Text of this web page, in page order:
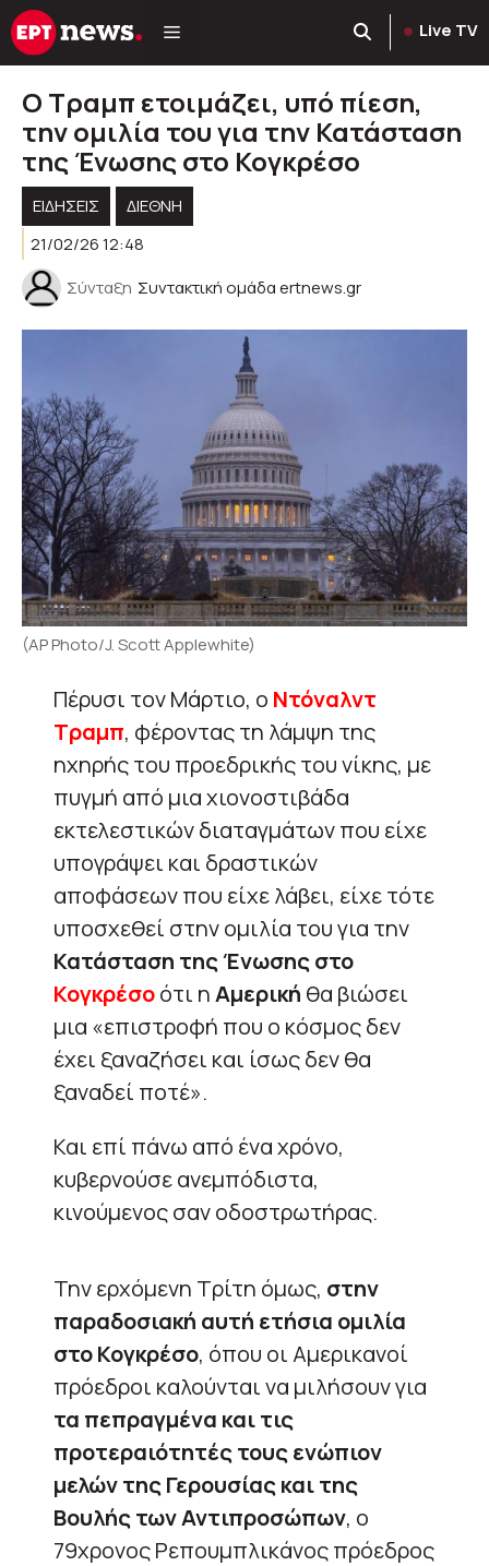
Μετάβαση
σε
Live TV
Ο Τραμπ ετοιμάζει, υπό πίεση,
την ομιλία του για την Κατάσταση
της Ένωσης στο Κογκρέσο
ΕΙΔΗΣΕΙΣ
ΔΙΕΘΝΗ
21/02/26 12:48
Σύνταξη Συντακτική ομάδα ertnews.gr
(AP Photo/J. Scott Applewhite)
Πέρυσι τον Μάρτιο, ο Ντόναλντ
Τραμπ, φέροντας τη λάμψη της
ηχηρής του προεδρικής του νίκης, με
πυγμή από μια χιονοστιβάδα
εκτελεστικών διαταγμάτων που είχε
υπογράψει και δραστικών
αποφάσεων που είχε λάβει, είχε τότε
υποσχεθεί στην ομιλία του για την
Κατάσταση της Ένωσης στο
Κογκρέσοότι ηΑμερική θα βιώσει
μια «επιστροφή που ο κόσμος δεν
έχει ξαναζήσει και ίσως δεν θα
ξαναδεί ποτέ».
Και επί πάνω από ένα χρόνο,
κυβερνούσε ανεμπόδιστα,
κινούμενος σαν οδοστρωτήρας.
Την ερχόμενη Τρίτη όμως, στην
παραδοσιακή αυτή ετήσια ομιλία
στο Κογκρέσο, όπου οι Αμερικανοί
πρόεδροι καλούνται να μιλήσουν για
τα πεπραγμένα και τις
προτεραιότητές τους ενώπιον
μελών της Γερουσίας και της
Βουλής των Αντιπροσώπων, ο
79χρονος Ρεπουμπλικάνος πρόεδρος